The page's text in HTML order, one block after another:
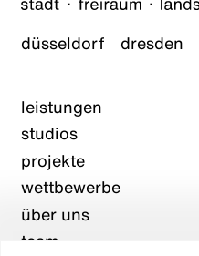
düsseldorf dresden
leistungen
studios
projekte
wettbewerbe
über uns
team